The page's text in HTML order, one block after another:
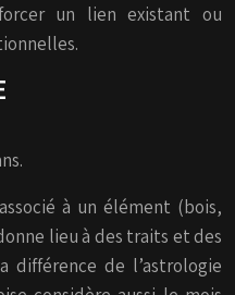
un lien existant ou
à un élément (bois,
lieu à des traits et des
différence de l’astrologie